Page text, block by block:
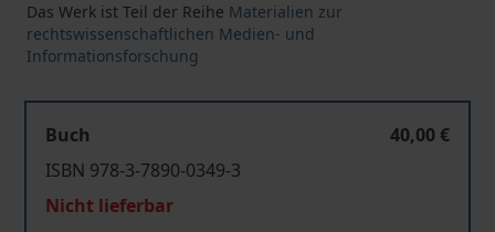
Das Werk ist Teil der Reihe Materialien zur
rechtswissenschaftlichen Medien- und
Informationsforschung
Buch
40,00 €
ISBN 978-3-7890-0349-3
Nicht lieferbar